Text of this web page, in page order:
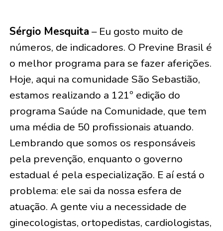
Sérgio Mesquita – Eu gosto muito de
números, de indicadores. O Previne Brasil é
o melhor programa para se fazer aferições.
Hoje, aqui na comunidade São Sebastião,
estamos realizando a 121º edição do
programa Saúde na Comunidade, que tem
uma média de 50 profissionais atuando.
Lembrando que somos os responsáveis
pela prevenção, enquanto o governo
estadual é pela especialização. E aí está o
problema: ele sai da nossa esfera de
atuação. A gente viu a necessidade de
ginecologistas, ortopedistas, cardiologistas,